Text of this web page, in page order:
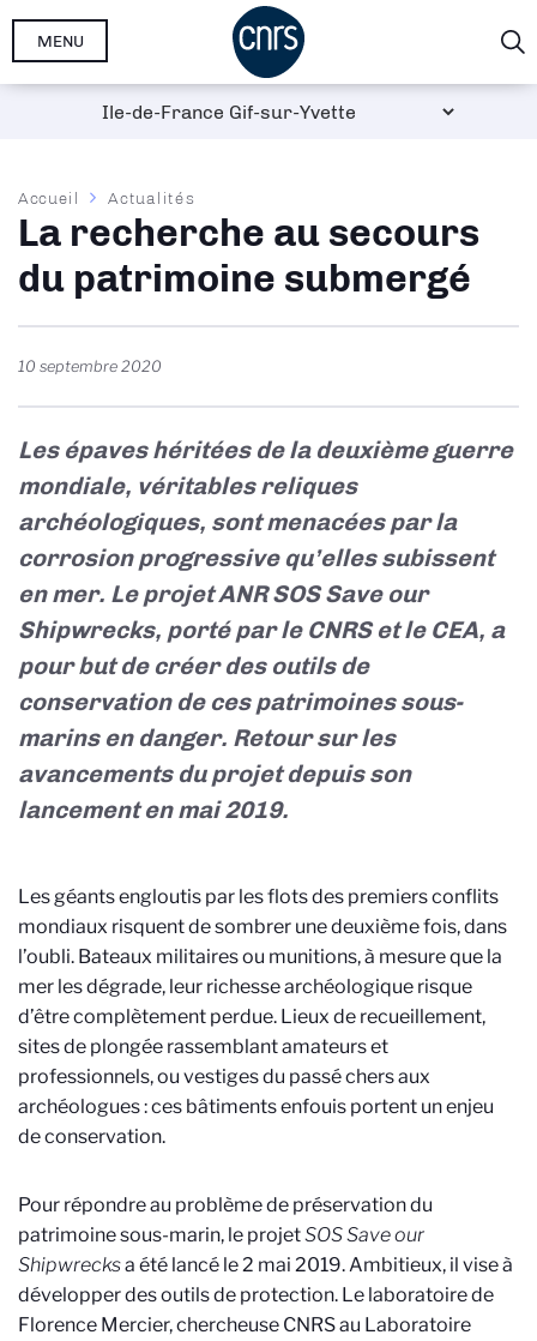
Aller
MENU
Fil
d'Ariane
Accueil Actualités
La recherche au secours
du patrimoine submergé
10 septembre 2020
Les épaves héritées de la deuxième guerre
mondiale, véritables reliques
archéologiques, sont menacées par la
corrosion progressive qu’elles subissent
en mer. Le projet ANR SOS Save our
Shipwrecks, porté par le CNRS et le CEA, a
pour but de créer des outils de
conservation de ces patrimoines sous-
marins en danger. Retour sur les
avancements du projet depuis son
lancement en mai 2019.
Les géants engloutis par les flots des premiers conflits
mondiaux risquent de sombrer une deuxième fois, dans
l’oubli. Bateaux militaires ou munitions,à mesure que la
mer les dégrade, leur richesse archéologique risque
d’être complètement perdue. Lieux de recueillement,
sites de plongée rassemblant amateurs et
professionnels, ou vestiges du passé chers aux
archéologues : ces bâtiments enfouis portent un enjeu
de conservation.
Pour répondre au problème de préservation du
patrimoine sous-marin, le projetSOS Save our
Shipwrecksa été lancé le 2 mai 2019. Ambitieux, il vise à
développer des outils de protection. Le laboratoire de
Florence Mercier, chercheuse CNRS au Laboratoire